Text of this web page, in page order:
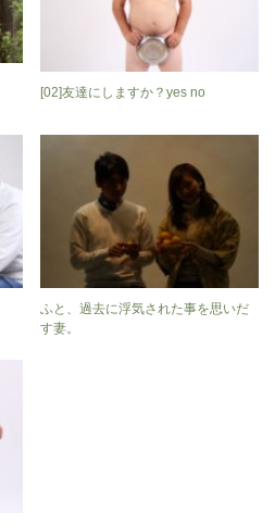
[02]友達にしますか？yes no
ふと、過去に浮気された事を思いだ
す妻。